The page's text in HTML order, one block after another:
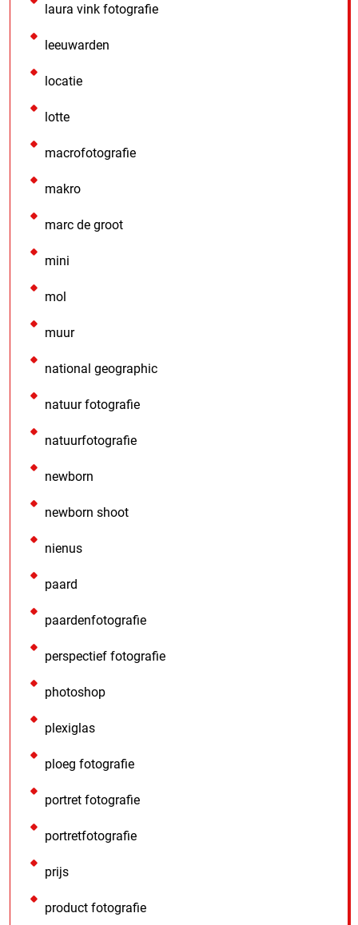
laura vink fotografie
leeuwarden
locatie
lotte
macrofotografie
makro
marc de groot
mini
mol
muur
national geographic
natuur fotografie
natuurfotografie
newborn
newborn shoot
nienus
paard
paardenfotografie
perspectief fotografie
photoshop
plexiglas
ploeg fotografie
portret fotografie
portretfotografie
prijs
product fotografie